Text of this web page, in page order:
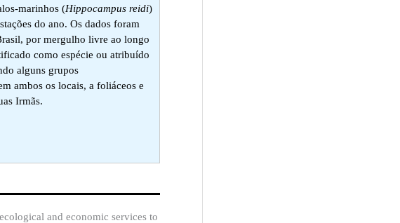
marinhos (Hippocampus reidi)
do ano. Os dados foram
por mergulho livre ao longo
como espécie ou atribuído
alguns grupos
ambos os locais, a foliáceos e
Irmãs.
and economic services to